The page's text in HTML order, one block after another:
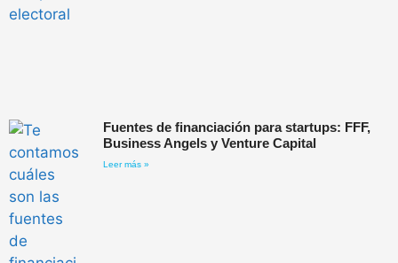
Fuentes de financiación para startups: FFF,
Business Angels y Venture Capital
Leer más »